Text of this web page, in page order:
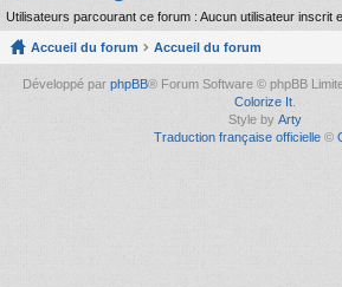
Utilisateurs parcourant ce forum : Aucun utilisateur inscrit
Accueil du forum Accueil du forum
Développé par phpBB® Forum Software © phpBB
Colorize It.
Style by Arty
Traduction française officielle ©